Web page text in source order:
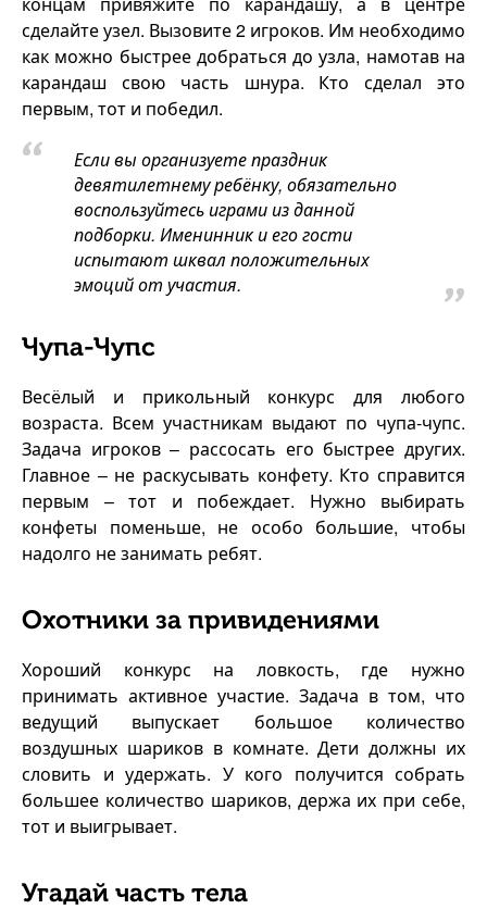
сделайте узел. Вызовите 2 игроков. Им необходимо
как можно быстрее добраться до узла, намотав на
карандаш свою часть шнура. Кто сделал это
первым, тот и победил.
Если вы организуете праздник
девятилетнему ребёнку, обязательно
воспользуйтесь играми из данной
подборки. Именинник и его гости
испытают шквал положительных
эмоций от участия.
Чупа-Чупс
Весёлый и прикольный конкурс для любого
возраста. Всем участникам выдают по чупа-чупс.
Задача игроков – рассосать его быстрее других.
Главное – не раскусывать конфету. Кто справится
первым – тот и побеждает. Нужно выбирать
конфеты поменьше, не особо большие, чтобы
надолго не занимать ребят.
Охотники за привидениями
Хороший конкурс на ловкость, где нужно
принимать активное участие. Задача в том, что
ведущий выпускает большое количество
воздушных шариков в комнате. Дети должны их
словить и удержать. У кого получится собрать
большее количество шариков, держа их при себе,
тот и выигрывает.
Угадай часть тела